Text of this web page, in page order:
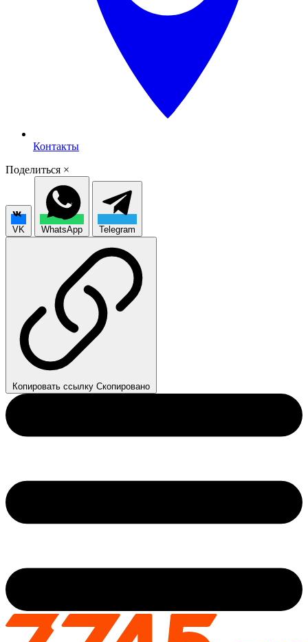
Контакты
Поделиться ×
VK WhatsApp Telegram
Копировать ссылку Скопировано